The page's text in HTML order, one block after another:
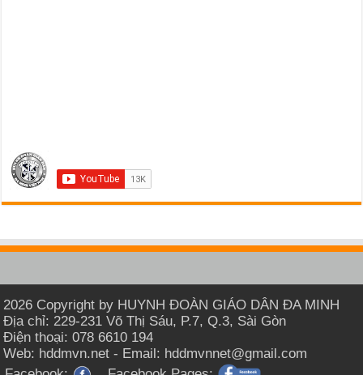
2026 Copyright by HUYNH ĐOÀN GIÁO DÂN ĐA MINH
Địa chỉ: 229-231 Võ Thị Sáu, P.7, Q.3, Sài Gòn
Điện thoại: 078 6610 194
Web: hddmvn.net - Email: hddmvnnet@gmail.com